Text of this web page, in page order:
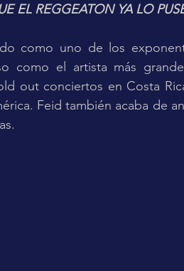
EL REGGEATON YA LO
como uno de los
como el artista más
out conciertos en Costa
Feid también acaba de